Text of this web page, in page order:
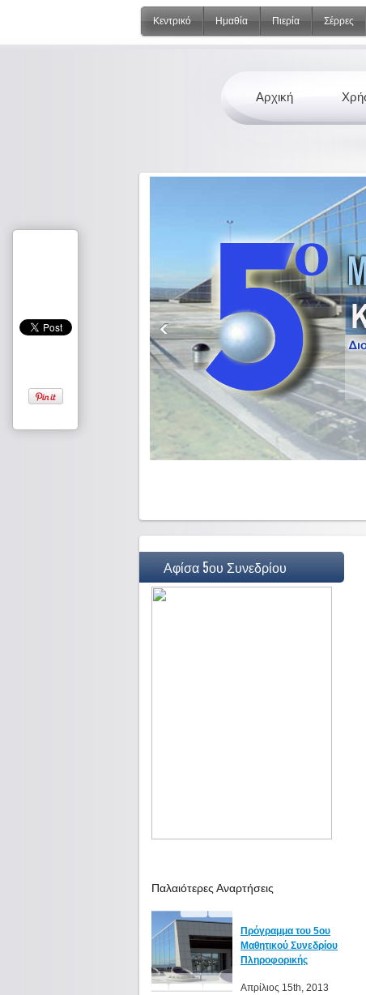
Κεντρικό Ημαθία Πιερία Σέρρες
Αρχική
Αφίσα 5ου Συνεδρίου
Παλαιότερες Αναρτήσεις
Πρόγραμμα του 5ου
Μαθητικού Συνεδρίου
Πληροφορικής
Απρίλιος 15th, 2013